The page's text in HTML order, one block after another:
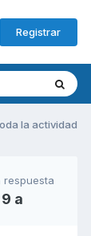
Registrar
la actividad
respuesta
9 a